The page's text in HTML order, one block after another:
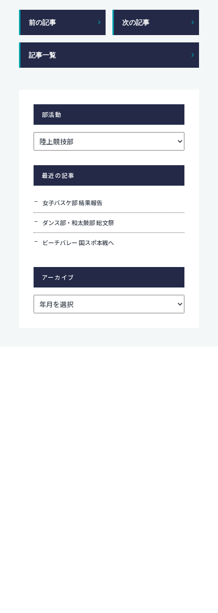
前の記事 次の記事
記事一覧
部活動
最近の記事
女子バスケ部 結果報告
ダンス部・和太鼓部 総文祭
ビーチバレー 国スポ本戦へ
アーカイブ